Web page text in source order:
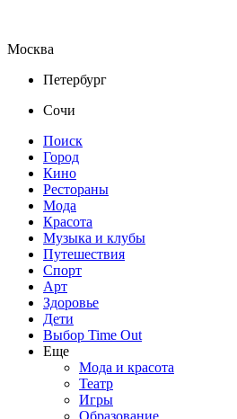
Москва
Петербург
Сочи
Поиск
Город
Кино
Рестораны
Мода
Красота
Музыка и клубы
Путешествия
Спорт
Арт
Здоровье
Дети
Выбор Time Out
Еще
Мода и красота
Театр
Игры
Образование